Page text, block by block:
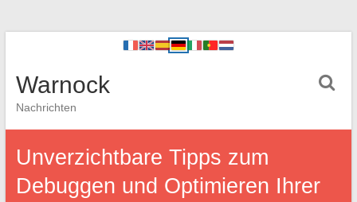
Warnock
Nachrichten
Unverzichtbare Tipps zum
Debuggen und Optimieren Ihrer